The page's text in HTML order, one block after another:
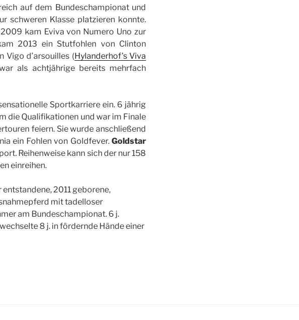
auf dem Bundeschampionat und
schweren Klasse platzieren konnte.
kam Eviva von Numero Uno zur
2013 ein Stutfohlen von Clinton
Vigo d’arsouilles (Hylanderhof’s Viva
als achtjährige bereits mehrfach
Sportkarriere ein. 6 jährig
die Qualifikationen und war im Finale
feiern. Sie wurde anschließend
ein Fohlen von Goldfever. Goldstar
Reihenweise kann sich der nur 158
einreihen.
2011 geborene,
mit tadelloser
am Bundeschampionat. 6 j.
8 j. in fördernde Hände einer